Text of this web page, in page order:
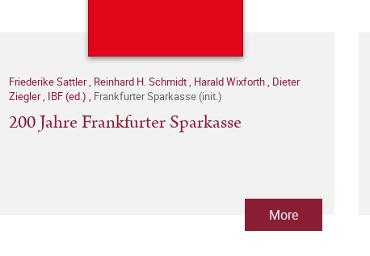
Friederike Sattler, Reinhard H. Schmidt, Harald Wixforth, Dieter
Ziegler, IBF (ed.) , Frankfurter Sparkasse (init.)
200 Jahre Frankfurter Sparkasse
More